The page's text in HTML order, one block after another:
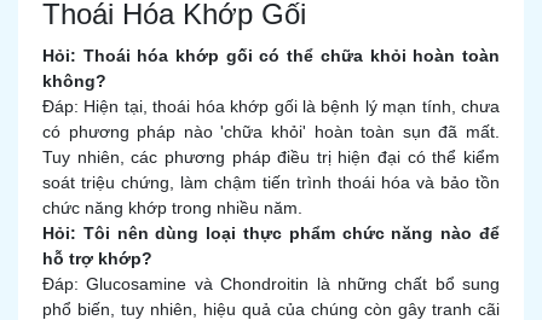
Thoái Hóa Khớp Gối
Hỏi: Thoái hóa khớp gối có thể chữa khỏi hoàn toàn
không?
Đáp: Hiện tại, thoái hóa khớp gối là bệnh lý mạn tính, chưa
có phương pháp nào 'chữa khỏi' hoàn toàn sụn đã mất.
Tuy nhiên, các phương pháp điều trị hiện đại có thể kiểm
soát triệu chứng, làm chậm tiến trình thoái hóa và bảo tồn
chức năng khớp trong nhiều năm.
Hỏi: Tôi nên dùng loại thực phẩm chức năng nào để
hỗ trợ khớp?
Đáp: Glucosamine và Chondroitin là những chất bổ sung
phổ biến, tuy nhiên, hiệu quả của chúng còn gây tranh cãi